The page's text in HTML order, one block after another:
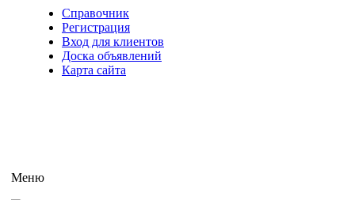
Справочник
Регистрация
Вход для клиентов
Доска объявлений
Карта сайта
Меню